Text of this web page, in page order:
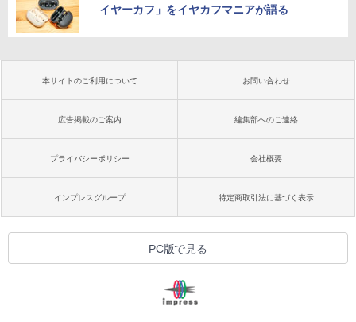
イヤーカフ」をイヤカフマニアが語る
本サイトのご利用について お問い合わせ
広告掲載のご案内 編集部へのご連絡
プライバシーポリシー 会社概要
インプレスグループ 特定商取引法に基づく表示
PC版で見る